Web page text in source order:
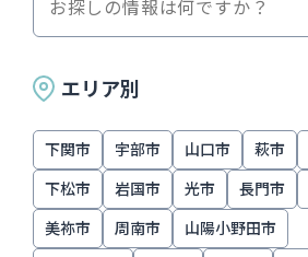
エリア別
下関市 宇部市 山口市 萩市
下松市 岩国市 光市 長門市
美祢市 周南市 山陽小野田市